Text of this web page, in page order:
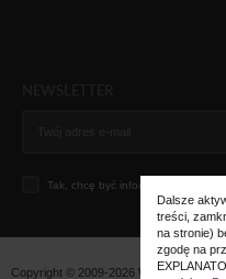
Tak, chcę być informowany... (
Copyright © 2009-2026 Wszystkie
Dalsze
treści,
na stronie)
zgodę na